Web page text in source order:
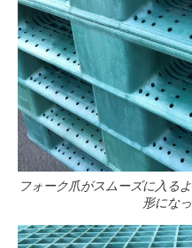
フォーク爪がスムーズに入る
形にな